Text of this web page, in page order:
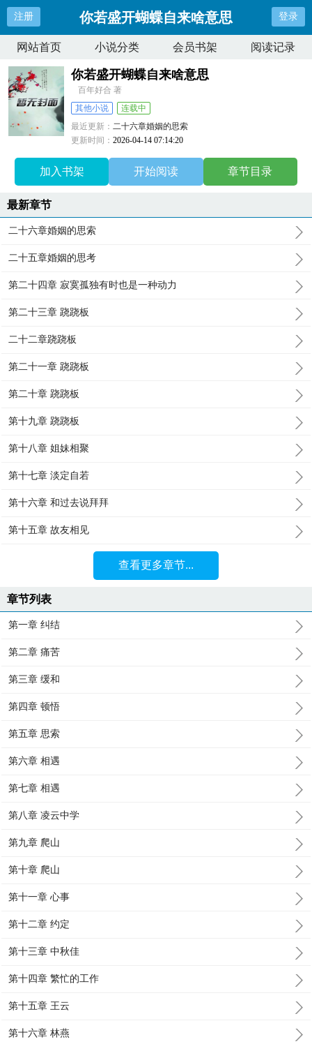
注册 你若盛开蝴蝶自来啥意思 登录
网站首页 小说分类 会员书架 阅读记录
你若盛开蝴蝶自来啥意思
百年好合 著
其他小说
连载中
最近更新：二十六章婚姻的思索
更新时间：2026-04-14 07:14:20
加入书架 开始阅读 章节目录
最新章节
二十六章婚姻的思索
二十五章婚姻的思考
第二十四章 寂寞孤独有时也是一种动力
第二十三章 跷跷板
二十二章跷跷板
第二十一章 跷跷板
第二十章 跷跷板
第十九章 跷跷板
第十八章 姐妹相聚
第十七章 淡定自若
第十六章 和过去说拜拜
第十五章 故友相见
查看更多章节...
章节列表
第一章 纠结
第二章 痛苦
第三章 缓和
第四章 顿悟
第五章 思索
第六章 相遇
第七章 相遇
第八章 凌云中学
第九章 爬山
第十章 爬山
第十一章 心事
第十二章 约定
第十三章 中秋佳
第十四章 繁忙的工作
第十五章 王云
第十六章 林燕